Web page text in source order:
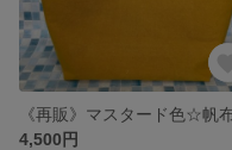
4,500円